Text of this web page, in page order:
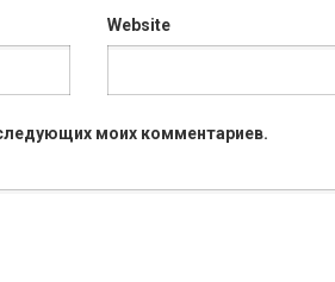
Website
моих комментариев.